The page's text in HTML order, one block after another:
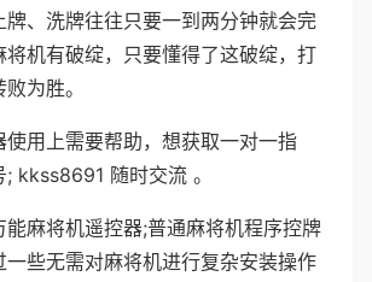
牌、洗牌往往只要一到两分钟就会完
将机有破绽，只要懂得了这破绽，打
为胜。
使用上需要帮助，想获取一对一指
kkss8691 随时交流 。
能麻将机遥控器;普通麻将机程序控牌
一些无需对麻将机进行复杂安装操作